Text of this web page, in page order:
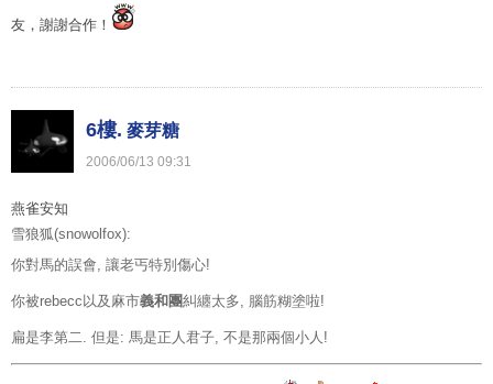
友，謝謝合作！
6樓. 麥芽糖
2006/06/13 09:31
燕雀安知
雪狼狐(snowolfox):
你對馬的誤會, 讓老丐特別傷心!
你被rebecc以及麻市義和團糾纏太多, 腦筋糊塗啦!
扁是李第二. 但是: 馬是正人君子, 不是那兩個小人!